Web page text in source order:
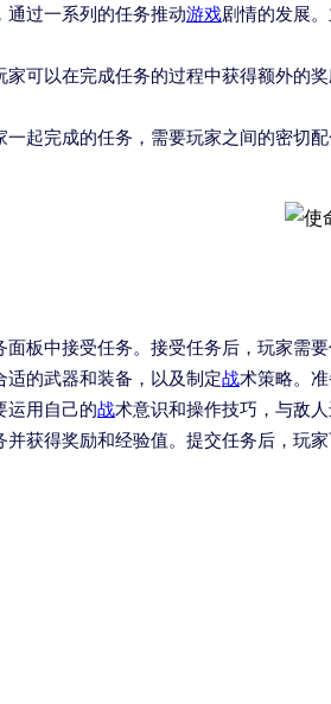
通过一系列的任务推动游戏剧情的发展
家可以在完成任务的过程中获得额外的
起完成的任务，需要玩家之间的密切
面板中接受任务。接受任务后，玩家需
的武器和装备，以及制定战术策略。
运用自己的战术意识和操作技巧，与敌
获得奖励和经验值。提交任务后，玩